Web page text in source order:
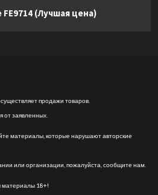
(Лучшая цена)
продажи товаров.
от заявленных.
материалы, которые нарушают авторские
или организации, пожалуйста, сообщите нам.
материалы 18+!